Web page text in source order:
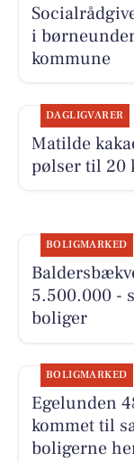
i
kommune
DAGLIGVARER
Matilde
pølser til 20
BOLIGMARKED
5.500.000 -
boliger
BOLIGMARKED
Egelunden
kommet til
boligerne